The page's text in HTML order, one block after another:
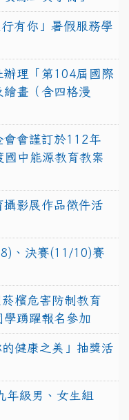
有你」暑假服務學
辦理「第104屆國際
畫（含四格漫
會會謹訂於112年
中能源教育教案
攝影展作品徵件活
、決賽(11/10)賽
檳危害防制教育
學踴躍報名參加
健康之美」抽獎活
年級男、女生組